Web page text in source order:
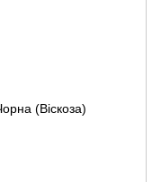
(Віскоза)